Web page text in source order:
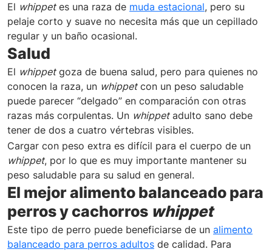
El whippetes una raza de muda estacional, pero su
pelaje corto y suave no necesita más que un cepillado
regular y un baño ocasional.
Salud
El whippetgoza de buena salud, pero para quienes no
conocen la raza, un whippetcon un peso saludable
puede parecer “delgado” en comparación con otras
razas más corpulentas. Un whippetadulto sano debe
tener de dos a cuatro vértebras visibles.
Cargar con peso extra es difícil para el cuerpo de un
whippet, por lo que es muy importante mantener su
peso saludable para su salud en general.
El mejor alimento balanceado para
perros y cachorros whippet
Este tipo de perro puede beneficiarse de un alimento
balanceado para perros adultos de calidad. Para